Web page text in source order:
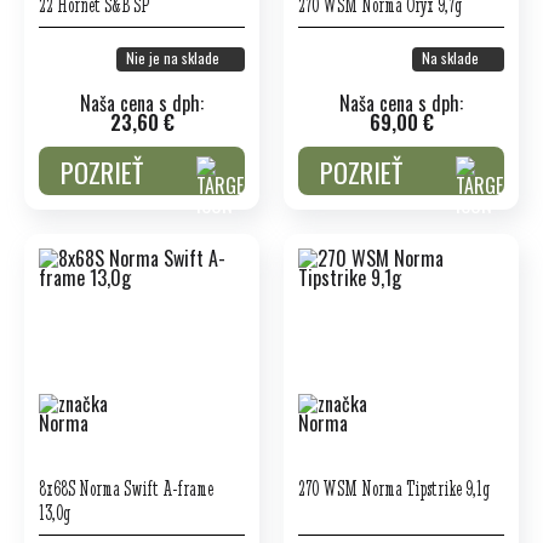
Nie je na sklade
Naša cena s dph:
23,60 €
POZRIEŤ
Na sklade
Naša cena s dph:
69,00 €
POZRIEŤ
8x68S Norma Swift A-frame
13,0g
270 WSM Norma Tipstrike 9,1g